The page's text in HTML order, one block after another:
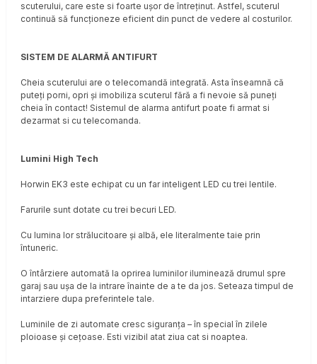
scuterului, care este si foarte ușor de întreținut. Astfel, scuterul
continuă să funcționeze eficient din punct de vedere al costurilor.
SISTEM DE ALARMĂ ANTIFURT
Cheia scuterului are o telecomandă integrată. Asta înseamnă că
puteți porni, opri și imobiliza scuterul fără a fi nevoie să puneți
cheia în contact! Sistemul de alarma antifurt poate fi armat si
dezarmat si cu telecomanda.
Lumini High Tech
Horwin EK3 este echipat cu un far inteligent LED cu trei lentile.
Farurile sunt dotate cu trei becuri LED.
Cu lumina lor strălucitoare și albă, ele literalmente taie prin
întuneric.
O întârziere automată la oprirea luminilor iluminează drumul spre
garaj sau ușa de la intrare înainte de a te da jos. Seteaza timpul de
intarziere dupa preferintele tale.
Luminile de zi automate cresc siguranța – în special în zilele
ploioase și cețoase. Esti vizibil atat ziua cat si noaptea.